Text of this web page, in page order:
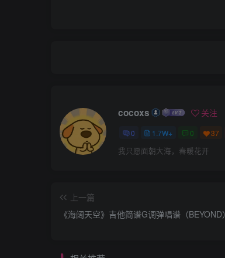
cocoxs 关注
0 1.7W+ 0 37
我只愿面朝大海，春暖花开
上一篇
《海阔天空》吉他简谱G调弹唱谱（BEYOND）